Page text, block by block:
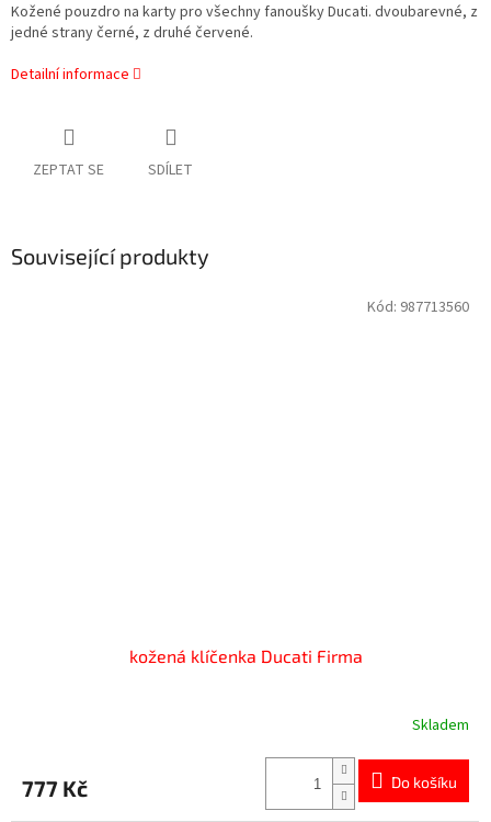
Kožené pouzdro na karty pro všechny fanoušky Ducati. dvoubarevné, z
jedné strany černé, z druhé červené.
Detailní informace
ZEPTAT SE SDÍLET
Související produkty
kožená klíčenka Ducati Firma
Skladem
777 Kč Do košíku
Kód: 987713560